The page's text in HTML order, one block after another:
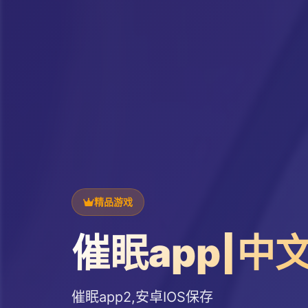
精品游戏
催眠app|中
催眠app2,安卓IOS保存